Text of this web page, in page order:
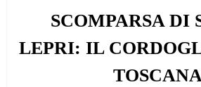
SCOMPARSA DI
LEPRI: IL